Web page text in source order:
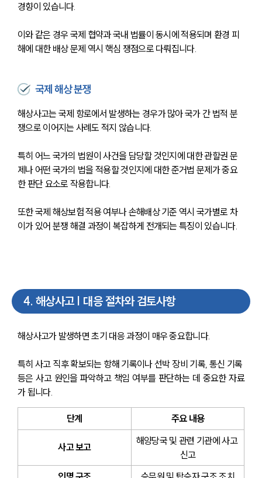
경향이 있습니다.
이와 같은 경우 국제 협약과 국내 법률이 동시에 적용되며 환경 피
해에 대한 배상 문제 역시 핵심 쟁점으로 다뤄집니다.
국제 해상 분쟁
해상사고는 국제 항로에서 발생하는 경우가 많아 국가 간 법적 분
쟁으로 이어지는 사례도 적지 않습니다.
특히 어느 국가의 법원이 사건을 담당할 것인지에 대한 관할권 문
제나 어떤 국가의 법을 적용할 것인지에 대한 준거법 문제가 중요
한 판단 요소로 작용합니다.
또한 국제 해상보험 적용 여부나 손해배상 기준 역시 국가별로 차
이가 있어 분쟁 해결 과정이 복잡하게 전개되는 특징이 있습니다.
4. 해상사고 | 대응 절차와 검토사항
해상사고가 발생하면 초기 대응 과정이 매우 중요합니다.
특히 사고 직후 확보되는 항해 기록이나 선박 장비 기록, 통신 기록
등은 사고 원인을 파악하고 책임 여부를 판단하는 데 중요한 자료
가 됩니다.
단계 주요 내용
사고 보고
해양당국 및 관련 기관에 사고
신고